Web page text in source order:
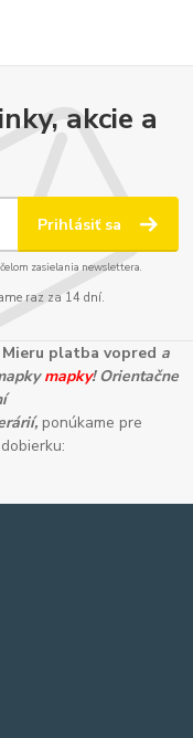
akcie a
Prihlásiť sa
zasielania newslettera.
raz za 14 dní.
platba vopred a
mapky! Orientačne
ponúkame pre